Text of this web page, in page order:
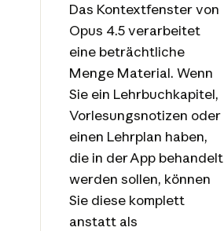
Das Kontextfenster von
Opus 4.5 verarbeitet
eine beträchtliche
Menge Material. Wenn
Sie ein Lehrbuchkapitel,
Vorlesungsnotizen oder
einen Lehrplan haben,
die in der App behandelt
werden sollen, können
Sie diese komplett
anstatt als